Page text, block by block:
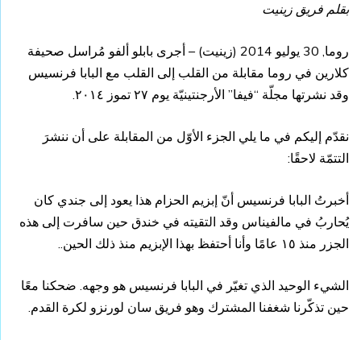
بقلم فريق زينيت
روما, 30 يوليو 2014 ( زينيت) – أجرى بابلو ألفو مُراسل صحيفة
كلارين في روما مقابلة من القلب إلى القلب مع البابا فرنسيس
وقد نشرتها مجلّة “فيفا” الأرجنتينيّة يوم ٢٧ تموز ٢٠١٤.
نقدّم إليكم في ما يلي الجزء الأوّل من المقابلة على أن ننشرَ
التتمّة لاحقًا:
أخبرتُ البابا فرنسيس أنّ إبزيم الحزام هذا يعود إلى جندي كان
يُحاربُ في مالفيناس وقد التقيته في خندق حين سافرت إلى هذه
الجزر منذ ١٥ عامًا وأنا أحتفظ بهذا الإبزيم منذ ذلك الحين..
الشيء الوحيد الذي تغيّر في البابا فرنسيس هو وجهه. ضحكنا معًا
حين تذكّرنا شغفنا المشترك وهو فريق سان لورنزو لكرة القدم.